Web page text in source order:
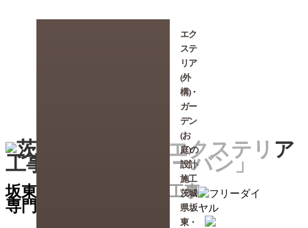
エク
ステ
リア
(外
構)・
ガー
デン
(お
庭)の
設計-
施工
茨城
県 坂
東・
坂東市のエクステリア工事
専門会社「アーバン」